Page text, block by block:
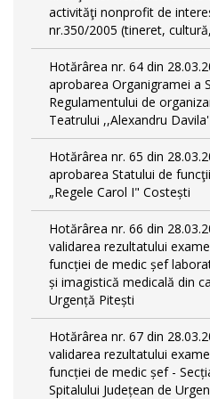
activităţi nonprofit de
nr.350/2005 (tineret,
Hotărârea nr. 64 din
aprobarea Organigramei a
Regulamentului de
Teatrului ,,Alexandru
Hotărârea nr. 65 din
aprobarea Statului de
„Regele Carol I" Costești
Hotărârea nr. 66 din
validarea rezultatului
funcției de medic șef
și imagistică medicală din
Urgență Pitești
Hotărârea nr. 67 din
validarea rezultatului
funcției de medic șef -
Spitalului Județean de